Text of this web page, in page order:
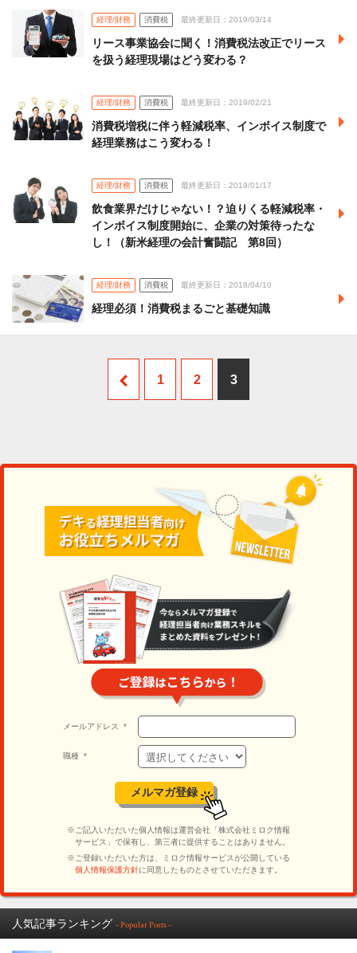
経理/財務 消費税 最終更新日：2019/03/14
リース事業協会に聞く！消費税法改正でリース
を扱う経理現場はどう変わる？
経理/財務 消費税 最終更新日：2019/02/21
消費税増税に伴う軽減税率、インボイス制度で
経理業務はこう変わる！
経理/財務 消費税 最終更新日：2019/01/17
飲食業界だけじゃない！？迫りくる軽減税率・
インボイス制度開始に、企業の対策待ったな
し！（新米経理の会計奮闘記 第8回）
経理/財務 消費税 最終更新日：2018/04/10
経理必須！消費税まるごと基礎知識
1 2 3
人気記事ランキング - Popular Posts -